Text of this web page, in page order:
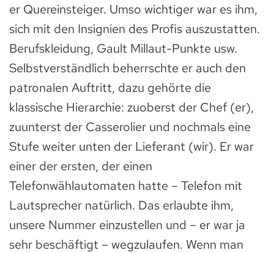
er Quereinsteiger. Umso wichtiger war es ihm,
sich mit den Insignien des Profis auszustatten.
Berufskleidung, Gault Millaut-Punkte usw.
Selbstverständlich beherrschte er auch den
patronalen Auftritt, dazu gehörte die
klassische Hierarchie: zuoberst der Chef (er),
zuunterst der Casserolier und nochmals eine
Stufe weiter unten der Lieferant (wir). Er war
einer der ersten, der einen
Telefonwählautomaten hatte – Telefon mit
Lautsprecher natürlich. Das erlaubte ihm,
unsere Nummer einzustellen und – er war ja
sehr beschäftigt – wegzulaufen. Wenn man